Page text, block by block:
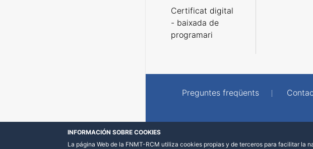
Certificat digital
- baixada de
programari
Preguntes freqüents
INFORMACIÓN SOBRE COOKIES
La página Web de la FNMT-RCM utiliza cookies propias y de terceros para facilitar la